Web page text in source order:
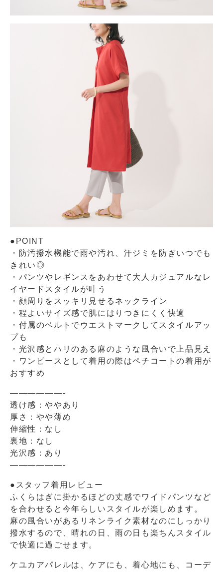
●POINT
・防汚撥水機能で雨や汚れ、汗ジミを防ぎいつでも
きれい◎
・パンツやレギンスをあわせて大人カジュアルなレ
イヤードスタイルが叶う
・顔周りをスッキリ見せるネックライン
・程よいサイズ感で肌にはりつきにくく快適
・付属のベルトでウエストマークしてスタイルアッ
プも
・光沢感とハリのある麻のような風合いで上品見え
・ワンピースとして着用の際はペチコートの着用が
おすすめ
——————-
透け感：ややあり
厚さ：やや薄め
伸縮性：なし
裏地：なし
光沢感：あり
——————-
●スタッフ着用レビュー
ふくらはぎに掛かるほどの丈感でワイドパンツなど
を合わせると今年らしいスタイルが楽しめます。
麻の風合いがあるリネンライク素材なのにしっかり
撥水するので、晴れの日、雨の日も楽ちんスタイル
で快適に過ごせます。
ケユカアパレルは、ケアにも、着心地にも、コーデ